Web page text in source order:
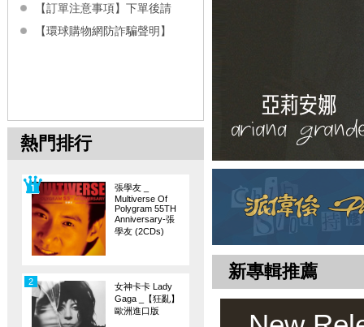
【訂單注意事項】下單後請
【環球購物網防詐騙聲明】
熱門排行
張學友 _
Multiverse Of
Polygram 55TH
Anniversary-張
學友 (2CDs)
女神卡卡 Lady
Gaga _【狂亂】
歐洲進口版
2 新專輯推薦